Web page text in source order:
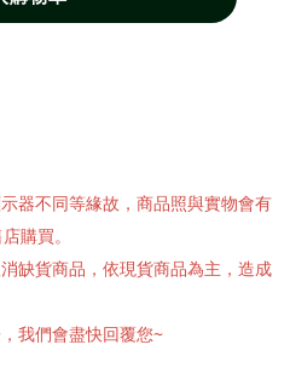
器不同等緣故，商品照與實物會有
購買。
缺貨商品，依現貨商品為主，造成
我們會盡快回覆您~